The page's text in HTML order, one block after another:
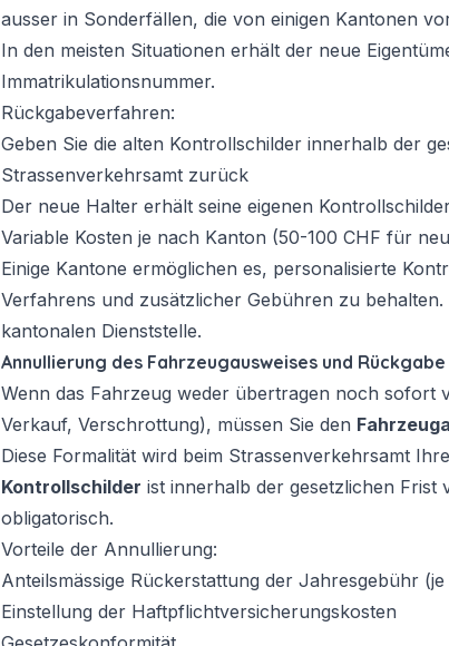
ausser in Sonderfällen, die von einigen Kantonen
In den meisten Situationen erhält der neue
Immatrikulationsnummer.
Rückgabeverfahren:
Geben Sie die alten Kontrollschilder innerhalb der
Strassenverkehrsamt zurück
Der neue Halter erhält seine eigenen
Variable Kosten je nach Kanton (50-100 CHF für
Einige Kantone ermöglichen es, personalisierte
Verfahrens und zusätzlicher Gebühren zu
kantonalen Dienststelle.
Annullierung des Fahrzeugausweises und
Wenn das Fahrzeug weder übertragen noch sofort
Verkauf, Verschrottung), müssen Sie den
Diese Formalität wird beim Strassenverkehrsamt
Kontrollschilder ist innerhalb der gesetzlichen Frist
obligatorisch.
Vorteile der Annullierung:
Anteilsmässige Rückerstattung der Jahresgebühr
Einstellung der Haftpflichtversicherungskosten